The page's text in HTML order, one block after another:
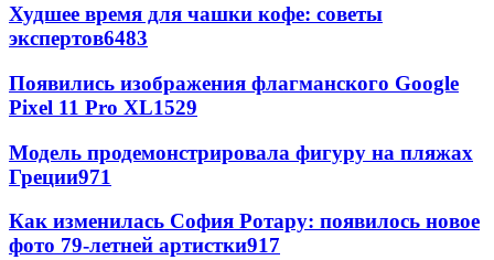
Худшее время для чашки кофе: советы
экспертов6483
Появились изображения флагманского Google
Pixel 11 Pro XL1529
Модель продемонстрировала фигуру на пляжах
Греции971
Как изменилась София Ротару: появилось новое
фото 79-летней артистки917